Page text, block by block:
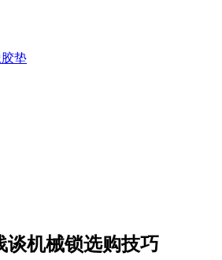
垫
谈机械锁选购技巧